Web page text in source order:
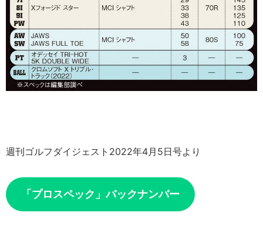
週刊ゴルフダイジェスト2022年4月5日号より
「プロスペック」バックナンバー